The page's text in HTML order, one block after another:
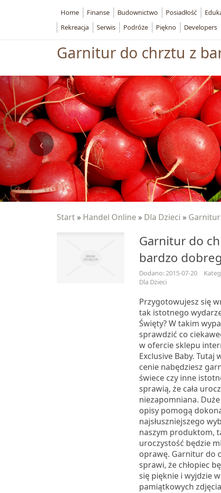
Garnitur do chrztu z
Start » Handel Online » Dla Dzieci »
Garnitur do
bardzo
Dodano: 2015-07-20
Dla Dzieci
Przygotowujesz się
tak istotnego
Święty? W takim
sprawdzić co
w ofercie sklepu
Exclusive Baby. Tutaj
cenie nabędziesz
świece czy inne
sprawią, że cała
niezapomniana.
opisy pomogą
najsłuszniejszego
naszym produktom,
uroczystość będzie
oprawę. Garnitur do
sprawi, że chłopiec
się pięknie i wyjdzie
pamiątkowych
Home Finanse Budownictwo Posiadłość
Rekreacja
Serwis Podróże Piękno Developers